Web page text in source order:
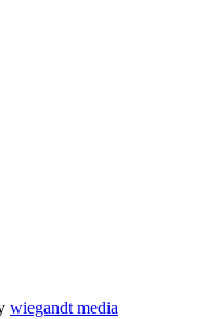
wiegandt media